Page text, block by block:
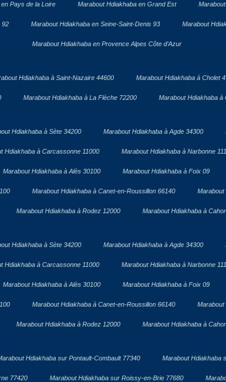
Pays de la Loire Marabout Hdiakhaba en Grand Est
92 Marabout Hdiakhaba en Seine-Saint-Denis 93 Marabout
Marabout Hdiakhaba en Provence Alpes Côte d’Azur
Hdiakhaba à Saint-Nazaire 44600 Marabout Hdiakhaba à Cholet
Marabout Hdiakhaba à La Flèche 72200 Marabout Hdiakhaba à
Hdiakhaba à Sète 34200 Marabout Hdiakhaba à Agde 34300
Hdiakhaba à Carcassonne 11000 Marabout Hdiakhaba à Narbonne
Marabout Hdiakhaba à Alès 30100 Marabout Hdiakhaba à Foix 09
Marabout Hdiakhaba à Canet-en-Roussillon 66140 Marabout
Marabout Hdiakhaba à Rodez 12000 Marabout Hdiakhaba à
Hdiakhaba à Sète 34200 Marabout Hdiakhaba à Agde 34300
Hdiakhaba à Carcassonne 11000 Marabout Hdiakhaba à Narbonne
Marabout Hdiakhaba à Alès 30100 Marabout Hdiakhaba à Foix 09
Marabout Hdiakhaba à Canet-en-Roussillon 66140 Marabout
Marabout Hdiakhaba à Rodez 12000 Marabout Hdiakhaba à
Hdiakhaba sur Pontault-Combault 77340 Marabout Hdiakhaba
77420 Marabout Hdiakhaba sur Roissy-en-Brie 77680